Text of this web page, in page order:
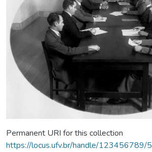
Permanent URI for this collection
https://locus.ufv.br/handle/123456789/